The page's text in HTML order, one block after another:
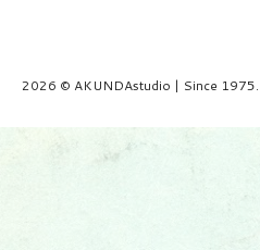
2026 © AKUNDAstudio | Since